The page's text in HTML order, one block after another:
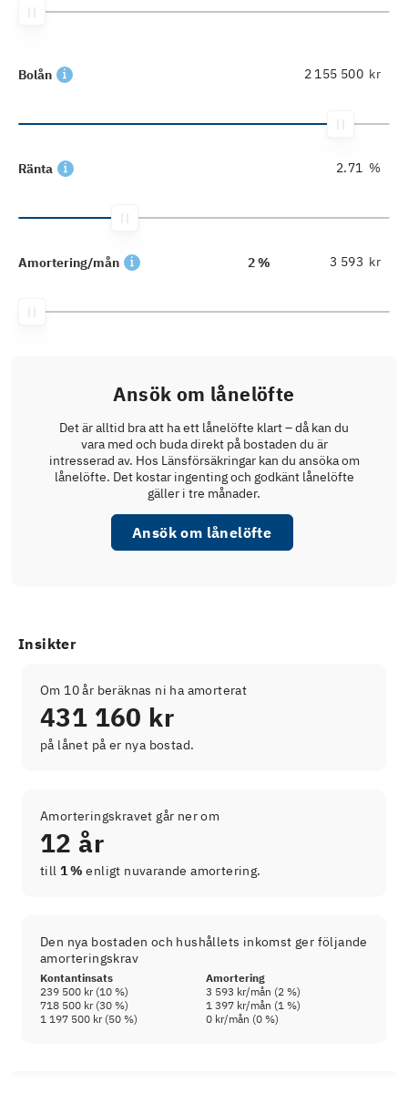
Bolån kr
Ränta %
Amortering/mån 2 % kr
Ansök om lånelöfte
Det är alltid bra att ha ett lånelöfte klart – då kan du
vara med och buda direkt på bostaden du är
intresserad av. Hos Länsförsäkringar kan du ansöka om
lånelöfte. Det kostar ingenting och godkänt lånelöfte
gäller i tre månader.
Ansök om lånelöfte
Insikter
Om 10 år beräknas ni ha amorterat
431 160 kr
på lånet på er nya bostad.
Amorteringskravet går ner om
12 år
till 1 % enligt nuvarande amortering.
Den nya bostaden och hushållets inkomst ger följande
amorteringskrav
Kontantinsats
Amortering
239 500 kr(10 %) 3 593 kr/mån (2 %)
718 500 kr(30 %) 1 397 kr/mån (1 %)
1 197 500 kr(50 %) 0 kr/mån (0 %)